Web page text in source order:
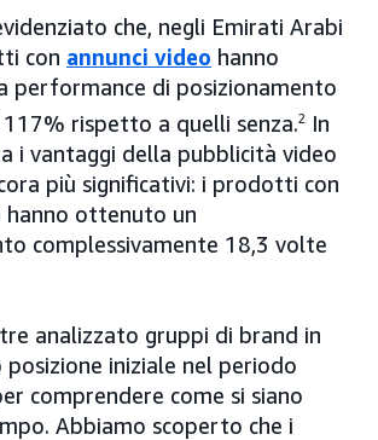
che, negli Emirati Arabi
con annunci video hanno
performance di posizionamento
rispetto a quelli senza.2
In
i vantaggi della pubblicità video
più significativi: i prodotti con
hanno ottenuto un
complessivamente 18,3 volte
analizzato gruppi di brand in
iniziale nel periodo
comprendere come si siano
Abbiamo scoperto che i